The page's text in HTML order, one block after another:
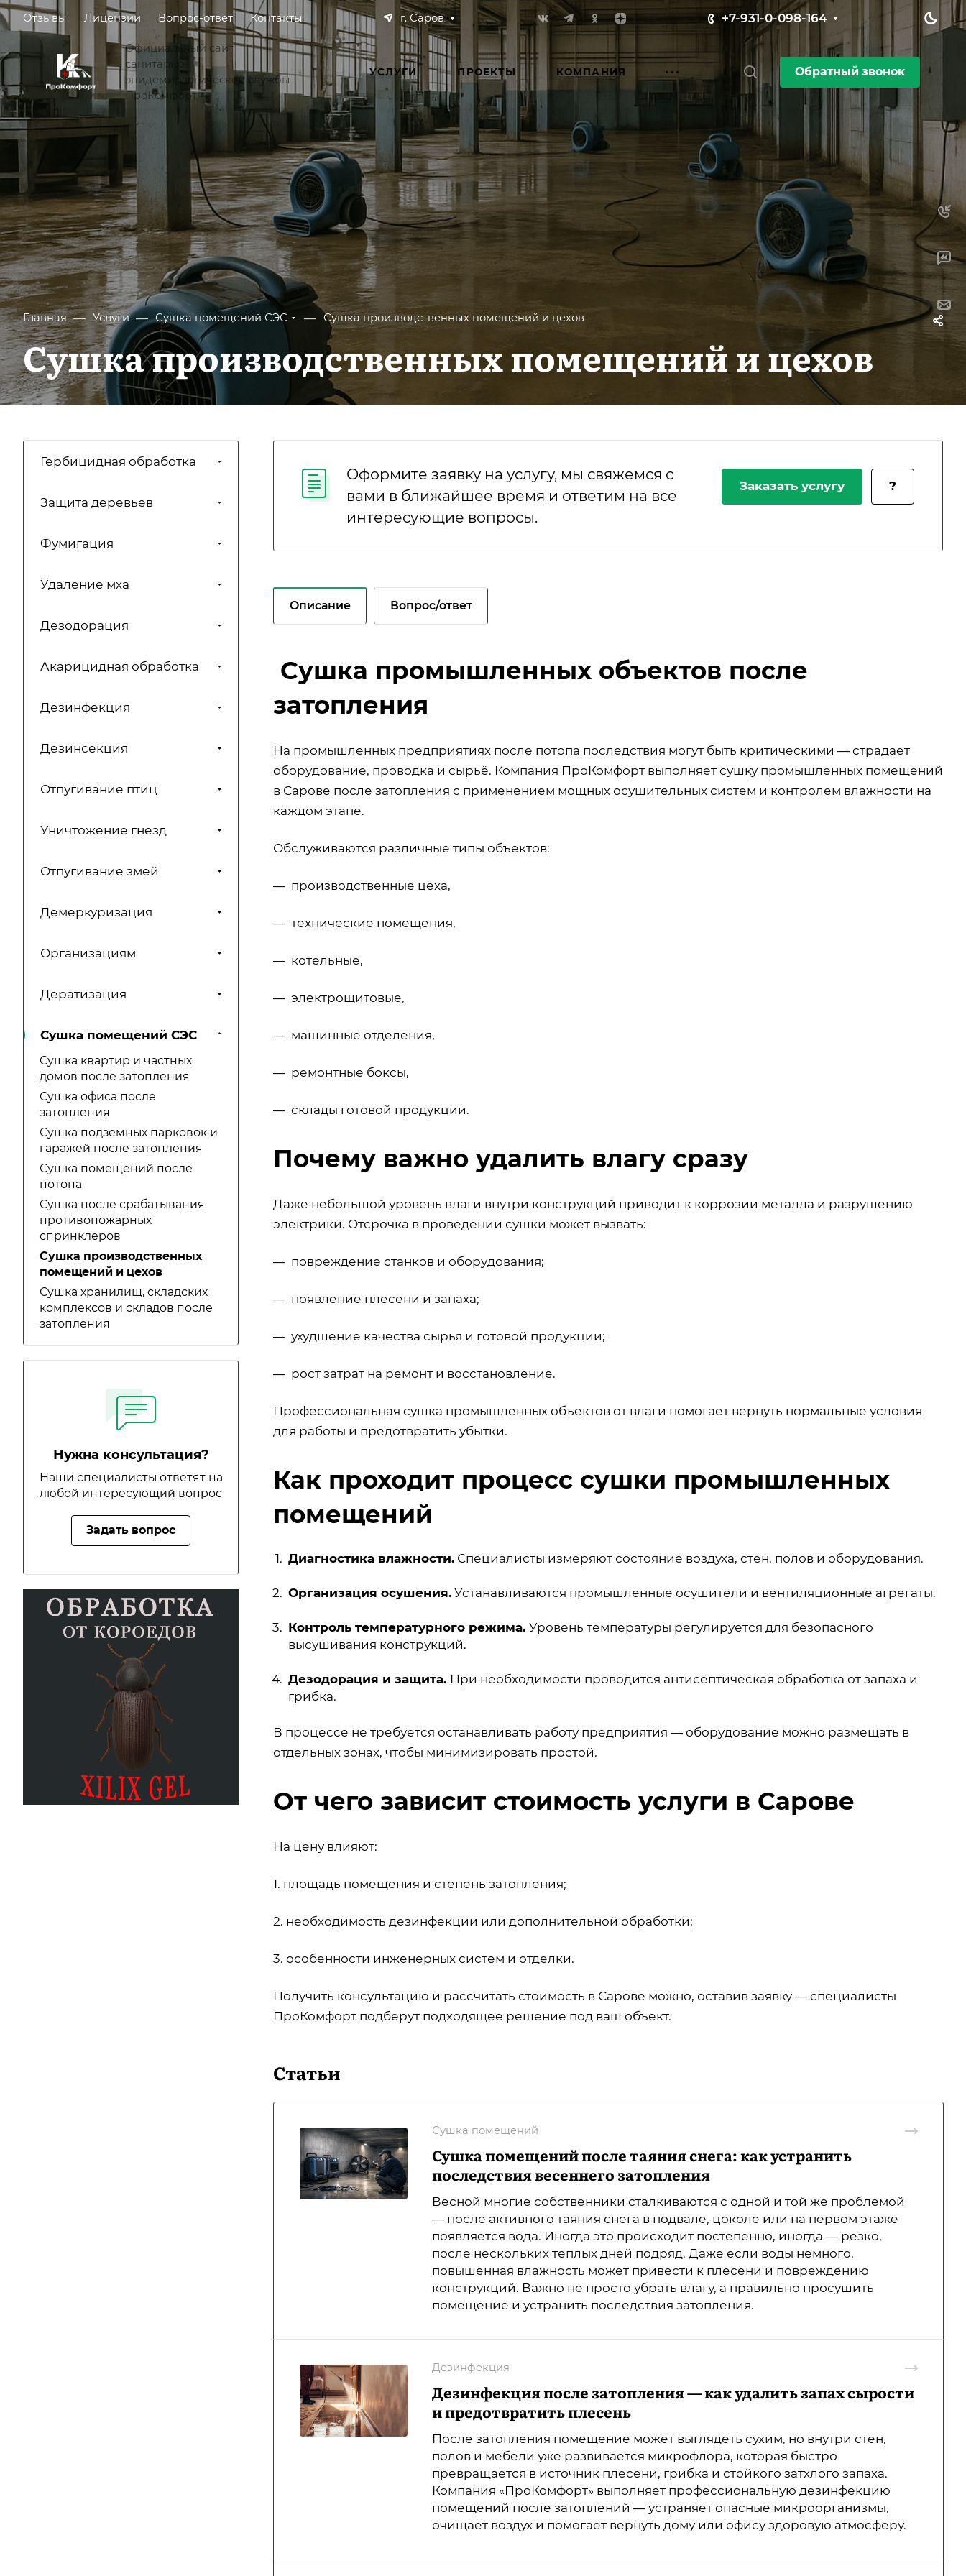
Отзывы Лицензии Вопрос-ответ Контакты г. Саров +7-931-0-098-164
Официальный сайт
санитарно-
эпидемиологической службы
ПроКомфорт
УСЛУГИ ПРОЕКТЫ КОМПАНИЯ Обратный звонок
Главная — Услуги — Сушка помещений СЭС — Сушка производственных помещений и цехов
Сушка производственных помещений и цехов
Оформите заявку на услугу, мы свяжемся с
вами в ближайшее время и ответим на все
интересующие вопросы.
Заказать услугу ?
Описание Вопрос/ответ
Сушка промышленных объектов после
затопления
На промышленных предприятиях после потопа последствия могут быть критическими — страдает
оборудование, проводка и сырьё. Компания ПроКомфорт выполняет сушку промышленных помещений
в Сарове после затопления с применением мощных осушительных систем и контролем влажности на
каждом этапе.
Обслуживаются различные типы объектов:
— производственные цеха,
— технические помещения,
— котельные,
— электрощитовые,
— машинные отделения,
— ремонтные боксы,
— склады готовой продукции.
Почему важно удалить влагу сразу
Даже небольшой уровень влаги внутри конструкций приводит к коррозии металла и разрушению
электрики. Отсрочка в проведении сушки может вызвать:
— повреждение станков и оборудования;
— появление плесени и запаха;
— ухудшение качества сырья и готовой продукции;
— рост затрат на ремонт и восстановление.
Профессиональная сушка промышленных объектов от влаги помогает вернуть нормальные условия
для работы и предотвратить убытки.
Как проходит процесс сушки промышленных
помещений
Диагностика влажности. Специалисты измеряют состояние воздуха, стен, полов и оборудования.
Организация осушения. Устанавливаются промышленные осушители и вентиляционные агрегаты.
Контроль температурного режима. Уровень температуры регулируется для безопасного
высушивания конструкций.
Дезодорация и защита. При необходимости проводится антисептическая обработка от запаха и
грибка.
В процессе не требуется останавливать работу предприятия — оборудование можно размещать в
отдельных зонах, чтобы минимизировать простой.
От чего зависит стоимость услуги в Сарове
На цену влияют:
1. площадь помещения и степень затопления;
2. необходимость дезинфекции или дополнительной обработки;
3. особенности инженерных систем и отделки.
Получить консультацию и рассчитать стоимость в Сарове можно, оставив заявку — специалисты
ПроКомфорт подберут подходящее решение под ваш объект.
Статьи
Сушка помещений
Сушка помещений после таяния снега: как устранить
последствия весеннего затопления
Весной многие собственники сталкиваются с одной и той же проблемой
— после активного таяния снега в подвале, цоколе или на первом этаже
появляется вода. Иногда это происходит постепенно, иногда — резко,
после нескольких теплых дней подряд. Даже если воды немного,
повышенная влажность может привести к плесени и повреждению
конструкций. Важно не просто убрать влагу, а правильно просушить
помещение и устранить последствия затопления.
Дезинфекция
Дезинфекция после затопления — как удалить запах сырости
и предотвратить плесень
После затопления помещение может выглядеть сухим, но внутри стен,
полов и мебели уже развивается микрофлора, которая быстро
превращается в источник плесени, грибка и стойкого затхлого запаха.
Компания «ПроКомфорт» выполняет профессиональную дезинфекцию
помещений после затоплений — устраняет опасные микроорганизмы,
очищает воздух и помогает вернуть дому или офису здоровую атмосферу.
Гербицидная обработка
Защита деревьев
Фумигация
Удаление мха
Дезодорация
Акарицидная обработка
Дезинфекция
Дезинсекция
Отпугивание птиц
Уничтожение гнезд
Отпугивание змей
Демеркуризация
Организациям
Дератизация
Сушка помещений СЭС
Сушка квартир и частных
домов после затопления
Сушка офиса после
затопления
Сушка подземных парковок и
гаражей после затопления
Сушка помещений после
потопа
Сушка после срабатывания
противопожарных
спринклеров
Сушка производственных
помещений и цехов
Сушка хранилищ, складских
комплексов и складов после
затопления
Нужна консультация?
Наши специалисты ответят на
любой интересующий вопрос
Задать вопрос